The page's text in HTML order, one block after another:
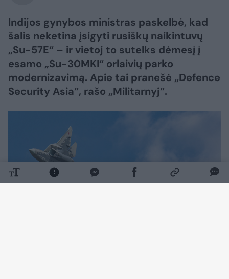
Indijos gynybos ministras paskelbė, kad
šalis neketina įsigyti rusiškų naikintuvų
„Su-57E“ – ir vietoj to sutelks dėmesį į
esamo „Su-30MKI“ orlaivių parko
modernizavimą. Apie tai pranešė „Defence
Security Asia“, rašo „Militarnyj“.